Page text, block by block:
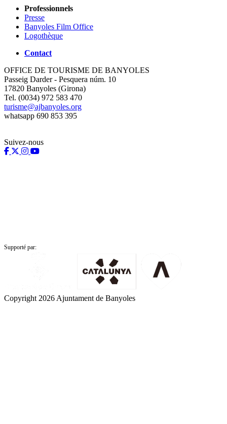
Professionnels
Presse
Banyoles Film Office
Logothèque
Contact
OFFICE DE TOURISME DE BANYOLES
Passeig Darder - Pesquera núm. 10
17820 Banyoles (Girona)
Tel. (0034) 972 583 470
turisme@ajbanyoles.org
whatsapp 690 853 395
Suivez-nous
Supporté par:
Copyright 2026 Ajuntament de Banyoles